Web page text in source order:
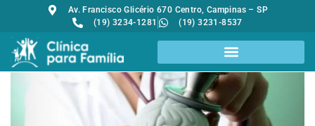
Av. Francisco Glicério 670 Centro, Campinas – SP
(19) 3234-1281
(19) 3231-8537